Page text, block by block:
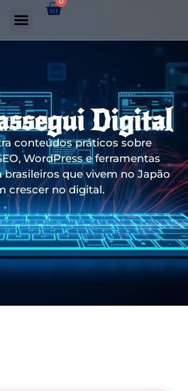
Digital
conteúdos práticos sobre
WordPress e ferramentas
brasileiros que vivem no Japão
crescer no digital.